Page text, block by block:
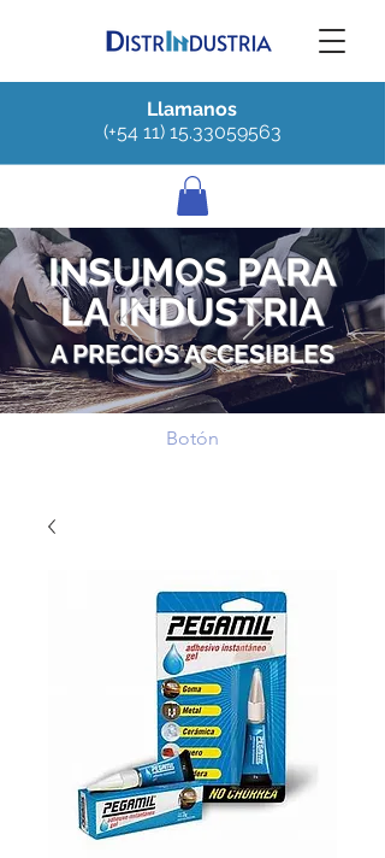
Llamanos
(+54 11) 15.33059563
INSUMOS PARA
LA INDUSTRIA
A PRECIOS ACCESIBLES
Botón